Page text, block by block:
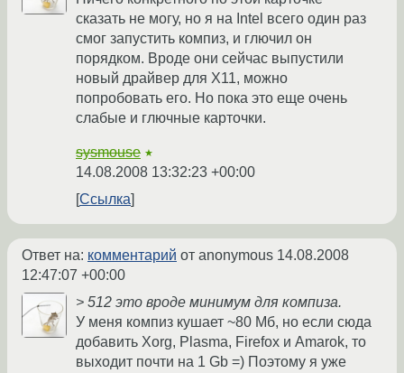
сказать не могу, но я на Intel всего один раз
смог запустить компиз, и глючил он
порядком. Вроде они сейчас выпустили
новый драйвер для Х11, можно
попробовать его. Но пока это еще очень
слабые и глючные карточки.
sysmouse ★
14.08.2008 13:32:23 +00:00
Ссылка
Ответ на: комментарий от anonymous 14.08.2008
12:47:07 +00:00
> 512 это вроде минимум для компиза.
У меня компиз кушает ~80 Мб, но если сюда
добавить Xorg, Plasma, Firefox и Amarok, то
выходит почти на 1 Gb =) Поэтому я уже